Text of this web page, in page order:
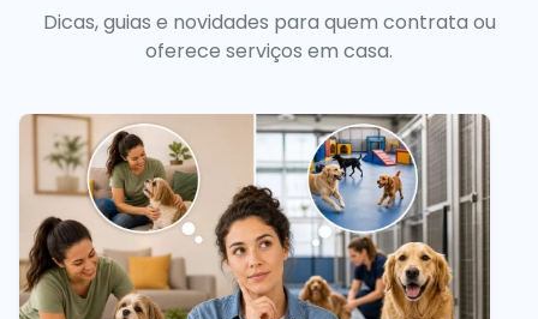
Dicas, guias e novidades para quem contrata ou
oferece serviços em casa.